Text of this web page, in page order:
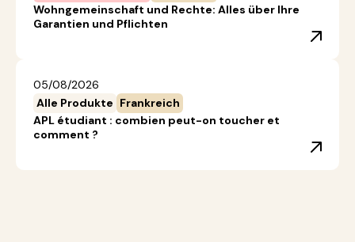
Wohngemeinschaft und Rechte: Alles über Ihre
Garantien und Pflichten
05/08/2026
Alle Produkte Frankreich
APL étudiant : combien peut-on toucher et
comment ?